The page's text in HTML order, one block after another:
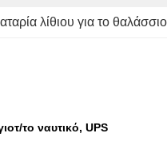
λίθιου για το
το ναυτικό, UPS